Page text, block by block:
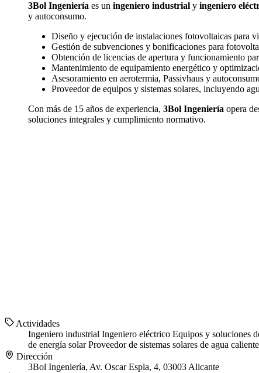
3Bol Ingeniería es un ingeniero industrial y ingeniero
y autoconsumo.
Diseño y ejecución de instalaciones fotovoltaicas para
Gestión de subvenciones y bonificaciones para
Obtención de licencias de apertura y funcionamiento
Mantenimiento de equipamiento energético y
Asesoramiento en aerotermia, Passivhaus y
Proveedor de equipos y sistemas solares, incluyendo
Con más de 15 años de experiencia, 3Bol Ingeniería opera
soluciones integrales y cumplimiento normativo.
Actividades
Ingeniero industrial Ingeniero eléctrico Equipos y soluciones
de energía solarProveedor de sistemas solares de agua caliente
Dirección
3Bol Ingeniería, Av. Oscar Espla, 4, 03003 Alicante